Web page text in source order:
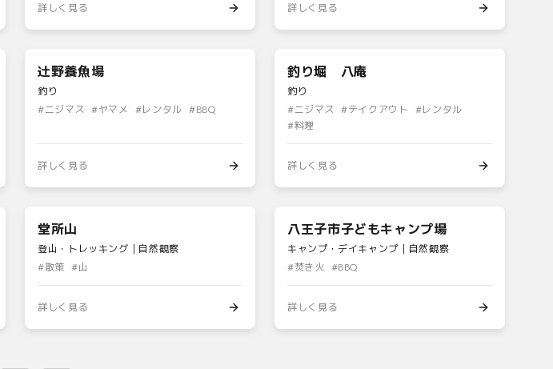
詳しく見る 詳しく見る
辻野養魚場
釣り
#ニジマス #ヤマメ #レンタル #BBQ
詳しく見る
釣り堀 八庵
釣り
#ニジマス #テイクアウト #レンタル
#料理
詳しく見る
堂所山
登山・トレッキング｜自然観察
#散策 #山
詳しく見る
八王子市子どもキャンプ場
キャンプ・デイキャンプ｜自然観察
#焚き火 #BBQ
詳しく見る